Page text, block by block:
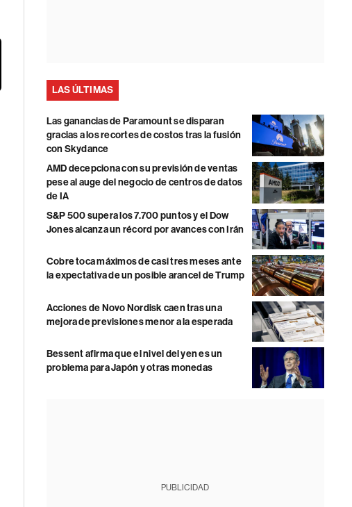
LAS ÚLTIMAS
Las ganancias de Paramount se disparan
gracias a los recortes de costos tras la fusión
con Skydance
AMD decepciona con su previsión de ventas
pese al auge del negocio de centros de datos
de IA
S&P 500 supera los 7.700 puntos y el Dow
Jones alcanza un récord por avances con Irán
Cobre toca máximos de casi tres meses ante
la expectativa de un posible arancel de Trump
Acciones de Novo Nordisk caen tras una
mejora de previsiones menor a la esperada
Bessent afirma que el nivel del yen es un
problema para Japón y otras monedas
PUBLICIDAD